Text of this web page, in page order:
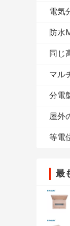
電気
防水
同じ
マル
分電
屋外
等電
最